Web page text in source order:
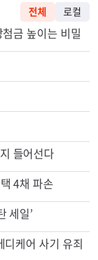
금 높이는 비밀
들어선다
4채 파손
세일’